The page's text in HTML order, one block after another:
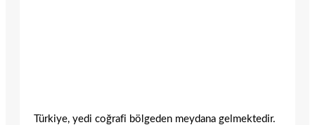
Türkiye, yedi coğrafi bölgeden meydana gelmektedir.